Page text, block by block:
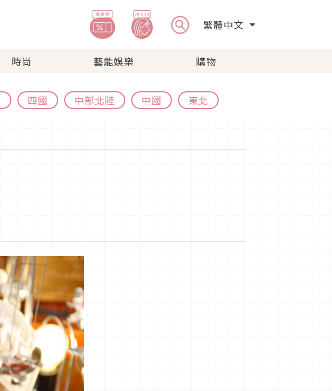
繁體中文
時尚 藝能娛樂 購物
四國 中部北陸 中國 東北